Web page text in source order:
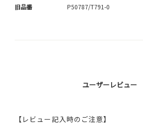
旧品番 P50787/T791-0
ユーザーレビュー
【レビュー記入時のご注意】